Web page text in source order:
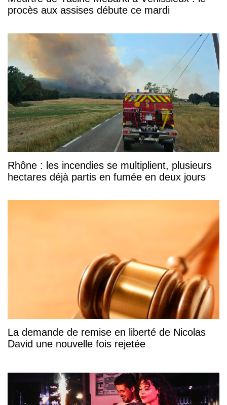
procès aux assises débute ce mardi
Rhône : les incendies se multiplient, plusieurs
hectares déjà partis en fumée en deux jours
La demande de remise en liberté de Nicolas
David une nouvelle fois rejetée